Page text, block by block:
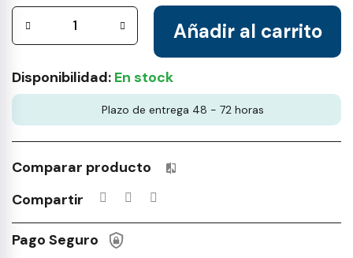
Añadir al carrito
Disponibilidad: En stock
Plazo de entrega 48 - 72 horas
Comparar producto Productos incluidos en tu lista
Compartir
Pago Seguro